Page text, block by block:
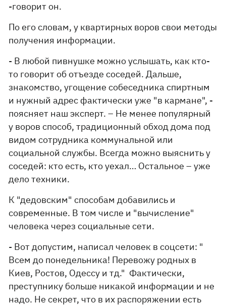
-говорит он.
По его словам, у квартирных воров свои методы
получения информации.
- В любой пивнушке можно услышать, как кто-
то говорит об отъезде соседей. Дальше,
знакомство, угощение собеседника спиртным
и нужный адрес фактически уже "в кармане", -
поясняет наш эксперт. – Не менее популярный
у воров способ, традиционный обход дома под
видом сотрудника коммунальной или
социальной службы. Всегда можно выяснить у
соседей: кто есть, кто уехал… Остальное – уже
дело техники.
К "дедовским" способам добавились и
современные. В том числе и "вычисление"
человека через социальные сети.
- Вот допустим, написал человек в соцсети: "
Всем до понедельника! Перевожу родных в
Киев, Ростов, Одессу и тд." Фактически,
преступнику больше никакой информации и не
надо. Не секрет, что в их распоряжении есть